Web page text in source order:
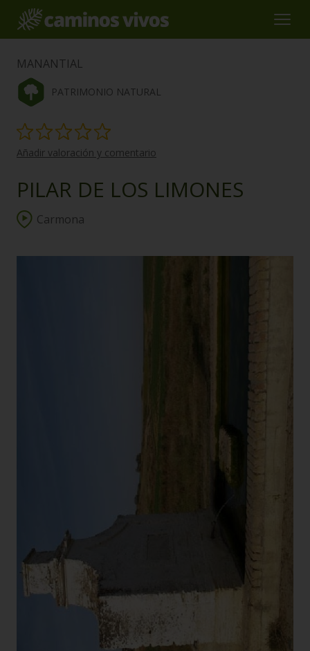
MANANTIAL
PATRIMONIO NATURAL
Añadir valoración y comentario
PILAR DE LOS LIMONES
Carmona